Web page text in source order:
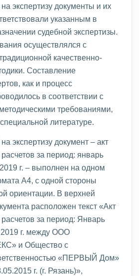
экспертизу документы и их
указанным в
судебной экспертизы.
осуществлялся с
качественно-
Составление
как и процесс
в соответствии с
требованиями,
литературе.
экспертизу документ – акт
за период: январь
г. – выполнен на одном
А4, с одной стороны
ориентации. В верхней
расположен текст «Акт
за период: Январь
2019 г. между ООО
и Общество с
«ПЕРВЫЙ Дом»
г. (г. Рязань)»,